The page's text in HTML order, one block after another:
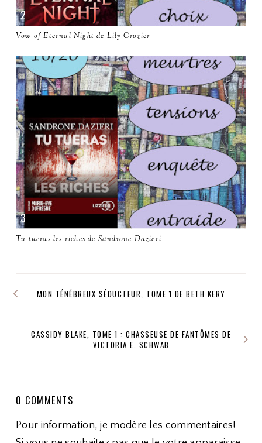
Vow of Eternal Night de Lily Crozier
Tu tueras les riches de Sandrone Dazieri
MON TÉNÉBREUX SÉDUCTEUR, TOME 1 DE BETH KERY
CASSIDY BLAKE, TOME 1 : CHASSEUSE DE FANTÔMES DE
VICTORIA E. SCHWAB
0 COMMENTS
Pour information, je modère les commentaires!